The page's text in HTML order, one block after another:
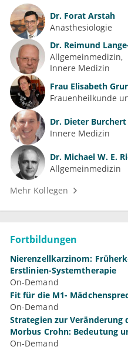
Dr. Forat Arstah
Anästhesiologie
Dr. Reimund
Allgemeinmedizin
Innere Medizin
Frau Elisabeth
Frauenheilkunde
Dr. Dieter Burchert
Innere Medizin
Dr. Michael W. E.
Allgemeinmedizin
Mehr Kollegen
Fortbildungen
Nierenzellkarzinom:
Erstlinien-Systemtherapie
On-Demand
Fit für die M1-
On-Demand
Strategien zur Veränderung
Morbus Crohn: Bedeutung
On-Demand